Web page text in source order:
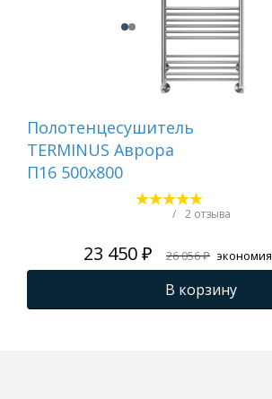
Полотенцесушитель
TERMINUS Аврора
П16 500х800
/ 2 отзыва
23 450 ₽ 26 056 ₽ экономия
В корзину